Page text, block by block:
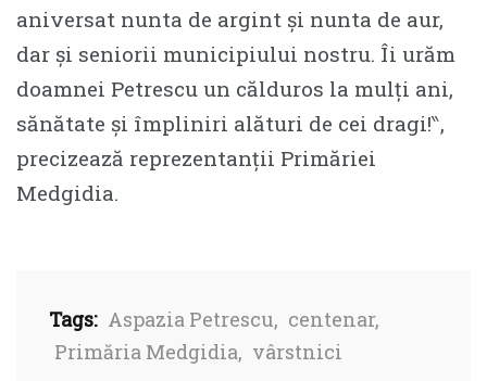
aniversat nunta de argint și nunta de aur,
dar și seniorii municipiului nostru. Îi urăm
doamnei Petrescu un călduros la mulți ani,
sănătate și împliniri alături de cei dragi!‶,
precizează reprezentanții Primăriei
Medgidia.
Tags: Aspazia Petrescu, centenar,
Primăria Medgidia, vârstnici